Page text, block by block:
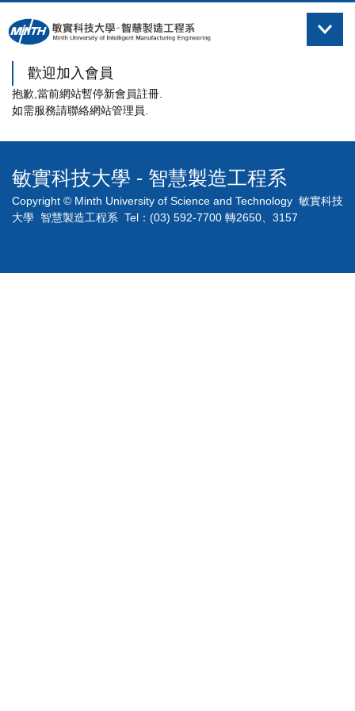
到
主
要
容
區
歡迎加入會員
抱歉,當前網站暫停新會員註冊.
如需服務請聯絡網站管理員.
敏實科技大學 - 智慧製造工程系
Copyright © Minth University of Science and Technology 敏實科技
大學 智慧製造工程系 Tel：(03) 592-7700 轉2650、3157